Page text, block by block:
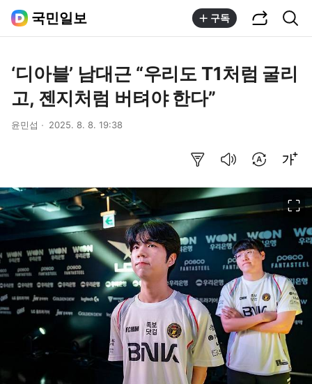
국민일보 구독
‘디아블’ 남대근 “우리도 T1처럼 굴리
고, 젠지처럼 버텨야 한다”
윤민섭 2025. 8. 8. 19:38